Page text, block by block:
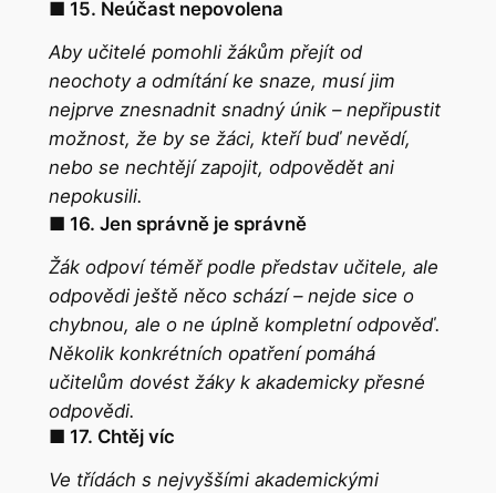
■ 15. Neúčast nepovolena
Aby učitelé pomohli žákům přejít od
neochoty a odmítání ke snaze, musí jim
nejprve znesnadnit snadný únik– nepřipustit
možnost, že by se žáci, kteří buď nevědí,
nebo se nechtějí zapojit, odpovědět ani
nepokusili.
■ 16. Jen správně je správně
Žák odpoví téměř podle představ učitele, ale
odpovědi ještě něco schází – nejde sice o
chybnou, ale o ne úplně kompletní odpověď.
Několik konkrétních opatření pomáhá
učitelům dovést žáky k akademicky přesné
odpovědi.
■ 17. Chtěj víc
Ve třídách s nejvyššími akademickými